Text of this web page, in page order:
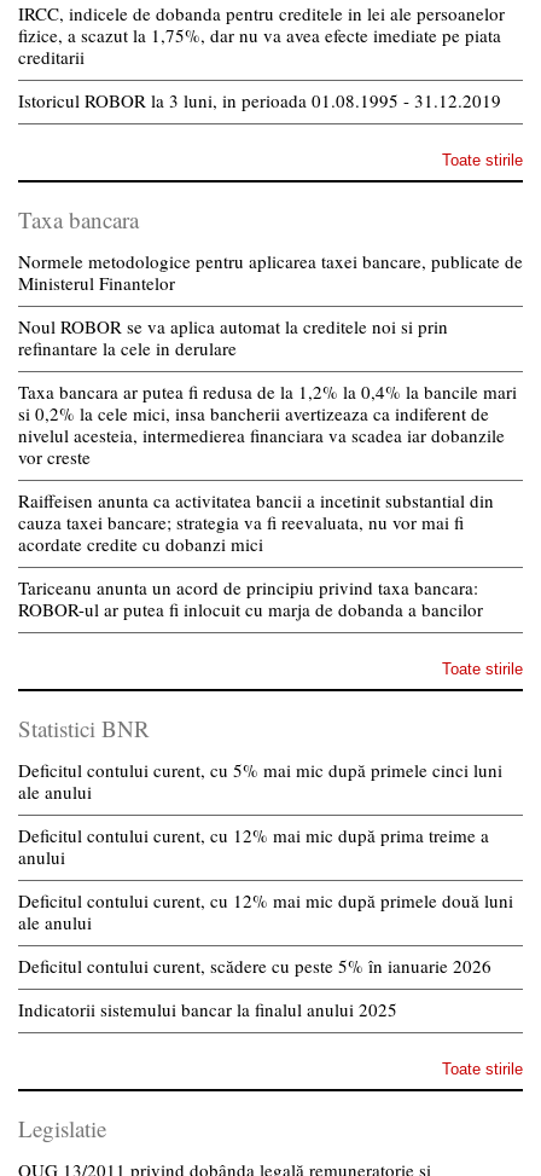
IRCC, indicele de dobanda pentru creditele in lei ale persoanelor
fizice, a scazut la 1,75%, dar nu va avea efecte imediate pe piata
creditarii
Istoricul ROBOR la 3 luni, in perioada 01.08.1995 - 31.12.2019
Toate stirile
Taxa bancara
Normele metodologice pentru aplicarea taxei bancare, publicate de
Ministerul Finantelor
Noul ROBOR se va aplica automat la creditele noi si prin
refinantare la cele in derulare
Taxa bancara ar putea fi redusa de la 1,2% la 0,4% la bancile mari
si 0,2% la cele mici, insa bancherii avertizeaza ca indiferent de
nivelul acesteia, intermedierea financiara va scadea iar dobanzile
vor creste
Raiffeisen anunta ca activitatea bancii a incetinit substantial din
cauza taxei bancare; strategia va fi reevaluata, nu vor mai fi
acordate credite cu dobanzi mici
Tariceanu anunta un acord de principiu privind taxa bancara:
ROBOR-ul ar putea fi inlocuit cu marja de dobanda a bancilor
Toate stirile
Statistici BNR
Deficitul contului curent, cu 5% mai mic după primele cinci luni
ale anului
Deficitul contului curent, cu 12% mai mic după prima treime a
anului
Deficitul contului curent, cu 12% mai mic după primele două luni
ale anului
Deficitul contului curent, scădere cu peste 5% în ianuarie 2026
Indicatorii sistemului bancar la finalul anului 2025
Toate stirile
Legislatie
OUG 13/2011 privind dobânda legală remuneratorie și